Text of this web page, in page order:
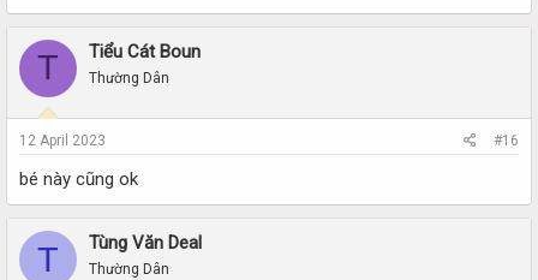
T Tiểu Cát Boun
Thường Dân
12 April 2023 #16
bé này cũng ok
T Tùng Văn Deal
Thường Dân